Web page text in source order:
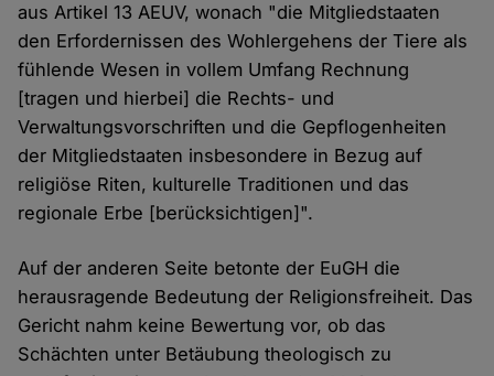
aus Artikel 13 AEUV, wonach "die Mitgliedstaaten
den Erfordernissen des Wohlergehens der Tiere als
fühlende Wesen in vollem Umfang Rechnung
[tragen und hierbei] die Rechts- und
Verwaltungsvorschriften und die Gepflogenheiten
der Mitgliedstaaten insbesondere in Bezug auf
religiöse Riten, kulturelle Traditionen und das
regionale Erbe [berücksichtigen]".
Auf der anderen Seite betonte der EuGH die
herausragende Bedeutung der Religionsfreiheit. Das
Gericht nahm keine Bewertung vor, ob das
Schächten unter Betäubung theologisch zu